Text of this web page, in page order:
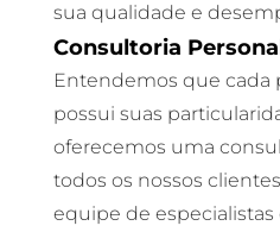
sua qualidade e
Consultoria
Entendemos que cada
possui suas
oferecemos uma
todos os nossos
equipe de especialistas